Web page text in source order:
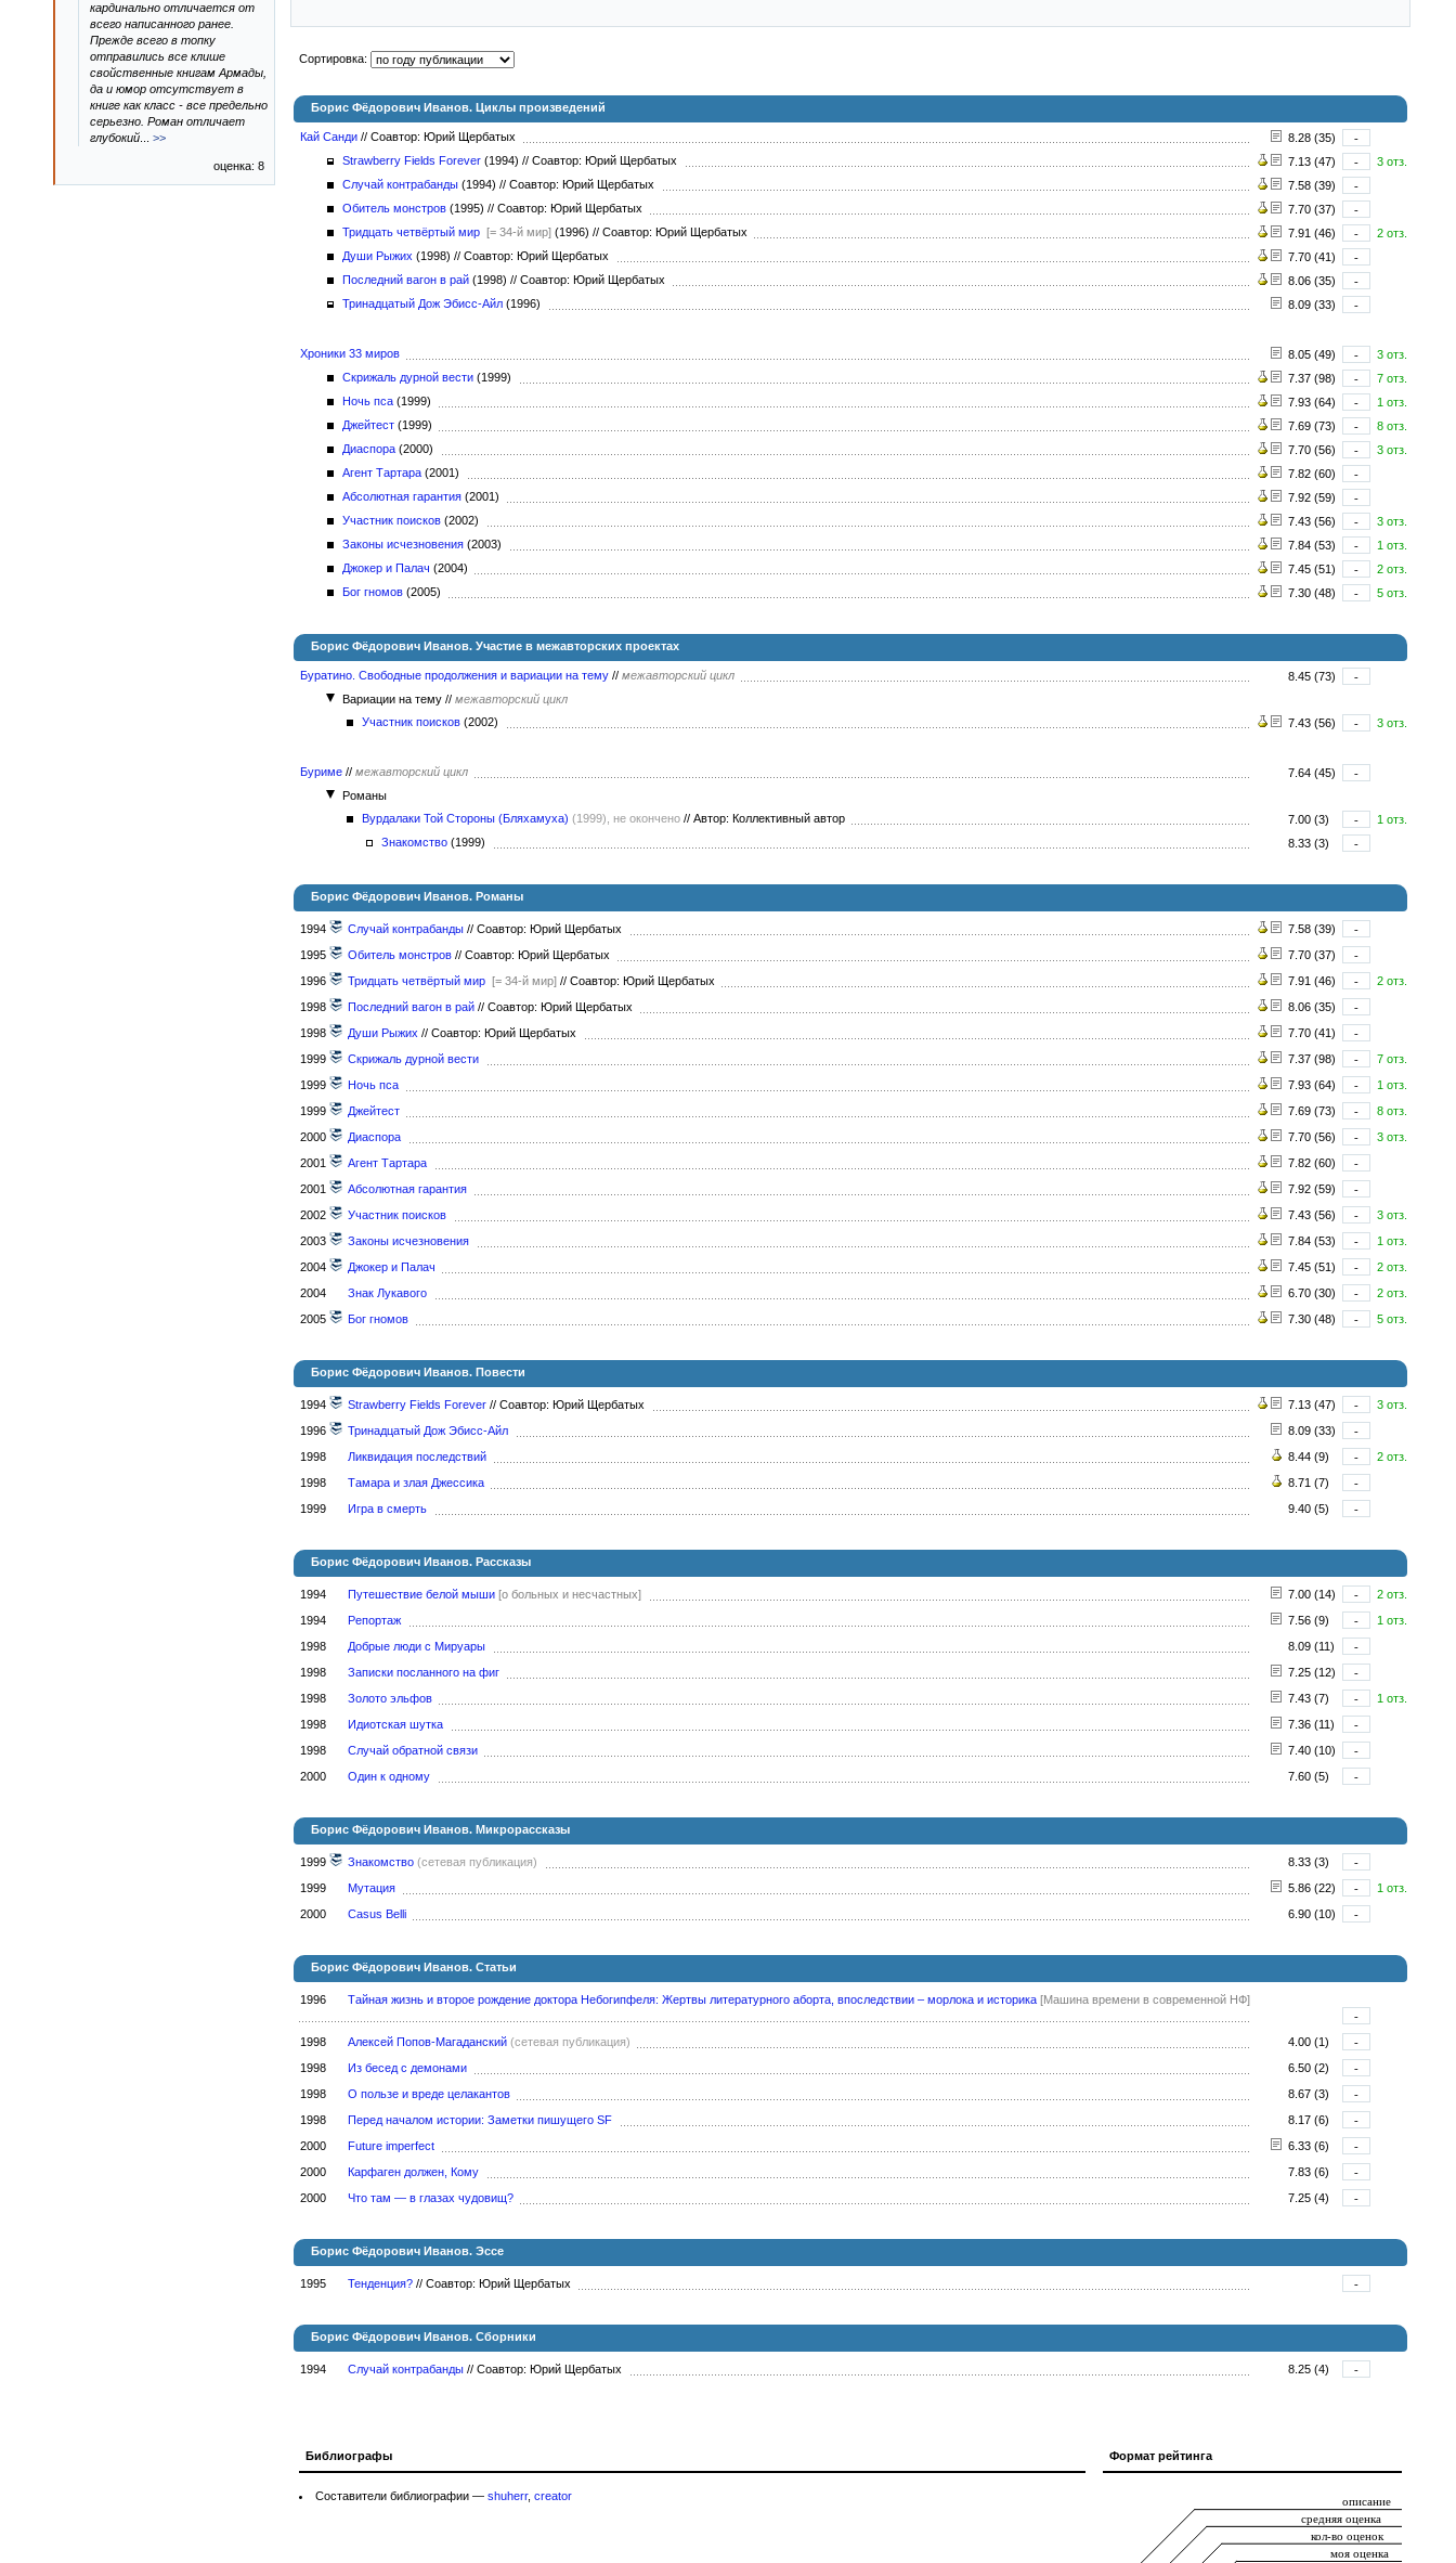
Сортировка:
Борис Фёдорович Иванов. Циклы произведений
Кай Санди // Соавтор: Юрий Щербатых 8.28 (35)
-
Strawberry Fields Forever (1994) // Соавтор: Юрий Щербатых 7.13 (47) -
3 отз.
Случай контрабанды (1994) // Соавтор: Юрий Щербатых 7.58 (39)
-
Обитель монстров (1995) // Соавтор: Юрий Щербатых 7.70 (37)
-
Тридцать четвёртый мир [= 34-й мир] (1996) // Соавтор: Юрий Щербатых 7.91 (46) -
2 отз.
Души Рыжих (1998) // Соавтор: Юрий Щербатых 7.70 (41)
-
Последний вагон в рай (1998) // Соавтор: Юрий Щербатых 8.06 (35)
-
Тринадцатый Дож Эбисс-Айл (1996) 8.09 (33) -
Хроники 33 миров 8.05 (49) -
3 отз.
Скрижаль дурной вести (1999) 7.37 (98) -
7 отз.
Ночь пса (1999) 7.93 (64) -
1 отз.
Джейтест (1999) 7.69 (73) -
8 отз.
Диаспора (2000) 7.70 (56) -
3 отз.
Агент Тартара (2001) 7.82 (60)
-
Абсолютная гарантия (2001) 7.92 (59)
-
Участник поисков (2002) 7.43 (56) -
3 отз.
Законы исчезновения (2003) 7.84 (53) -
1 отз.
Джокер и Палач (2004) 7.45 (51) -
2 отз.
Бог гномов (2005) 7.30 (48) - 5 отз.
Борис Фёдорович Иванов. Участие в межавторских проектах
Буратино. Свободные продолжения и вариации на тему // межавторский цикл 8.45 (73)
-
Вариации на тему // межавторский цикл
Участник поисков (2002) 7.43 (56) - 3 отз.
Буриме // межавторский цикл 7.64 (45)
-
Романы
Вурдалаки Той Стороны (Бляхамуха) (1999), не окончено // Автор: Коллективный автор 7.00 (3) -
1 отз.
Знакомство (1999) 8.33 (3) -
Борис Фёдорович Иванов. Романы
1994 Случай контрабанды // Соавтор: Юрий Щербатых 7.58 (39)
-
1995
Обитель монстров // Соавтор: Юрий Щербатых 7.70 (37)
-
1996
Тридцать четвёртый мир [= 34-й мир] // Соавтор: Юрий Щербатых 7.91 (46) -
2 отз.
1998
Последний вагон в рай // Соавтор: Юрий Щербатых 8.06 (35)
-
1998
Души Рыжих // Соавтор: Юрий Щербатых 7.70 (41)
-
1999
Скрижаль дурной вести 7.37 (98) -
7 отз.
1999
Ночь пса 7.93 (64) -
1 отз.
1999
Джейтест 7.69 (73) -
8 отз.
2000
Диаспора 7.70 (56) -
3 отз.
2001
Агент Тартара 7.82 (60)
-
2001
Абсолютная гарантия 7.92 (59)
-
2002
Участник поисков 7.43 (56) -
3 отз.
2003
Законы исчезновения 7.84 (53) -
1 отз.
2004
Джокер и Палач 7.45 (51) -
2 отз.
2004
Знак Лукавого 6.70 (30) -
2 отз.
2005
Бог гномов 7.30 (48) - 5 отз.
Борис Фёдорович Иванов. Повести
1994 Strawberry Fields Forever // Соавтор: Юрий Щербатых 7.13 (47) -
3 отз.
1996
Тринадцатый Дож Эбисс-Айл 8.09 (33)
-
1998
Ликвидация последствий 8.44 (9) -
2 отз.
1998
Тамара и злая Джессика 8.71 (7)
-
1999
Игра в смерть 9.40 (5) -
Борис Фёдорович Иванов. Рассказы
1994 Путешествие белой мыши [о больных и несчастных] 7.00 (14) -
2 отз.
1994
Репортаж 7.56 (9) -
1 отз.
1998
Добрые люди с Мируары 8.09 (11)
-
1998
Записки посланного на фиг 7.25 (12)
-
1998
Золото эльфов 7.43 (7) -
1 отз.
1998
Идиотская шутка 7.36 (11)
-
1998
Случай обратной связи 7.40 (10)
-
2000
Один к одному 7.60 (5) -
Борис Фёдорович Иванов. Микрорассказы
1999 Знакомство (сетевая публикация) 8.33 (3)
-
1999
Мутация 5.86 (22) -
1 отз.
2000
Casus Belli 6.90 (10) -
Борис Фёдорович Иванов. Статьи
1996 Тайная жизнь и второе рождение доктора Небогипфеля: Жертвы литературного аборта, впоследствии – морлока и историка [Машина времени в современной НФ]
-
1998
Алексей Попов-Магаданский (сетевая публикация) 4.00 (1)
-
1998
Из бесед с демонами 6.50 (2)
-
1998
О пользе и вреде целакантов 8.67 (3)
-
1998
Перед началом истории: Заметки пишущего SF 8.17 (6)
-
2000
Future imperfect 6.33 (6)
-
2000
Карфаген должен, Кому 7.83 (6)
-
2000
Что там — в глазах чудовищ? 7.25 (4) -
Борис Фёдорович Иванов. Эссе
1995 Тенденция? // Соавтор: Юрий Щербатых -
Борис Фёдорович Иванов. Сборники
1994 Случай контрабанды // Соавтор: Юрий Щербатых 8.25 (4) -
Формат рейтинга
Библиографы
Составители библиографии — shuherr, creator
кардинально отличается от
всего написанного ранее.
Прежде всего в топку
отправились все клише
свойственные книгам Армады,
да и юмор отсутствует в
книге как класс - все предельно
серьезно. Роман отличает
глубокий
>>
оценка: 8